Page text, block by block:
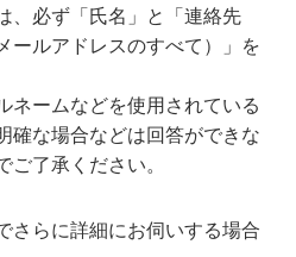
、必ず「氏名」と「連絡先
ールアドレスのすべて）」を
ネームなどを使用されている
確な場合などは回答ができな
ご了承ください。
さらに詳細にお伺いする場合